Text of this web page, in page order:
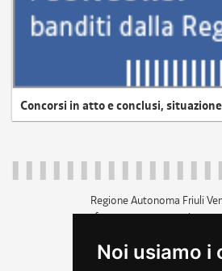
Noi usiamo i
Concorsi in atto e conclusi,
Regione Autonoma Friuli
c.f. 80014930327; p.iva
+39 040